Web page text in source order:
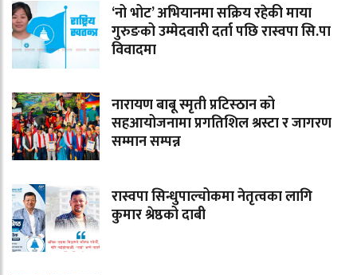
‘नो भोट’ अभियानमा सक्रिय रहेकी माया
गुरुङको उम्मेदवारी दर्ता पछि रास्वपा सि.पा
विवादमा
नारायण बाबू स्मृती प्रटिस्ठान को
सहआयोजनामा प्रगतिशिल श्रस्टा र जागरण
सम्मान सम्पन्न
रास्वपा सिन्धुपाल्चोकमा नेतृत्वका लागि
कुमार श्रेष्ठको दाबी